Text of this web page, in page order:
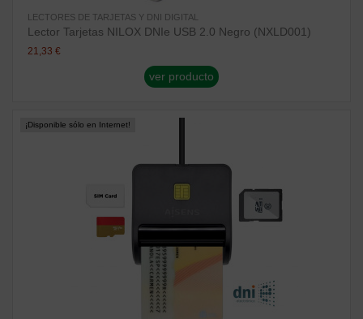
LECTORES DE TARJETAS Y DNI DIGITAL
Lector Tarjetas NILOX DNIe USB 2.0 Negro (NXLD001)
21,33 €
ver producto
¡Disponible sólo en Internet!